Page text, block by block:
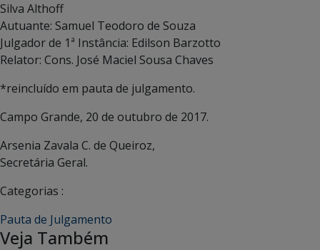
Silva Althoff
Autuante: Samuel Teodoro de Souza
Julgador de 1ª Instância: Edilson Barzotto
Relator: Cons. José Maciel Sousa Chaves
*reincluído em pauta de julgamento.
Campo Grande, 20 de outubro de 2017.
Arsenia Zavala C. de Queiroz,
Secretária Geral.
Categorias :
Pauta de Julgamento
Veja Também